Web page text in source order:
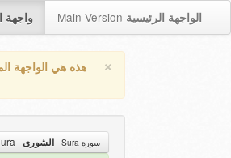
واجهة Main Version الواجهة الرئيسية
× هذه هي الواجهة
سورة Sura الشورى